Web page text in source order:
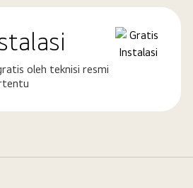
oleh teknisi resmi